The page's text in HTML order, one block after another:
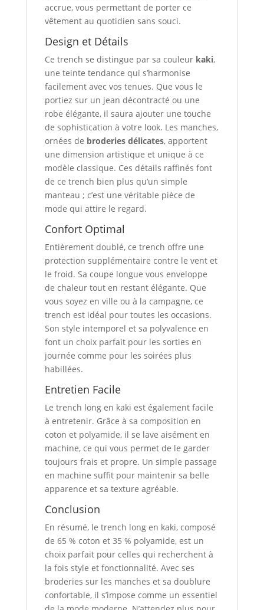
accrue, vous permettant de porter ce
vêtement au quotidien sans souci.
Design et Détails
Ce trench se distingue par sa couleur kaki,
une teinte tendance qui s’harmonise
facilement avec vos tenues. Que vous le
portiez sur un jean décontracté ou une
robe élégante, il saura ajouter une touche
de sophistication à votre look. Les manches,
ornées de broderies délicates, apportent
une dimension artistique et unique à ce
modèle classique. Ces détails raffinés font
de ce trench bien plus qu’un simple
manteau ; c’est une véritable pièce de
mode qui attire le regard.
Confort Optimal
Entièrement doublé, ce trench offre une
protection supplémentaire contre le vent et
le froid. Sa coupe longue vous enveloppe
de chaleur tout en restant élégante. Que
vous soyez en ville ou à la campagne, ce
trench est idéal pour toutes les occasions.
Son style intemporel et sa polyvalence en
font un choix parfait pour les sorties en
journée comme pour les soirées plus
habillées.
Entretien Facile
Le trench long en kaki est également facile
à entretenir. Grâce à sa composition en
coton et polyamide, il se lave aisément en
machine, ce qui vous permet de le garder
toujours frais et propre. Un simple passage
en machine suffit pour maintenir sa belle
apparence et sa texture agréable.
Conclusion
En résumé, le trench long en kaki, composé
de 65 % coton et 35 % polyamide, est un
choix parfait pour celles qui recherchent à
la fois style et fonctionnalité. Avec ses
broderies sur les manches et sa doublure
confortable, il s’impose comme un essentiel